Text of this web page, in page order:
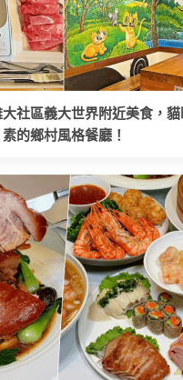
大社區義大世界附近美食，
素的鄉村風格餐廳！